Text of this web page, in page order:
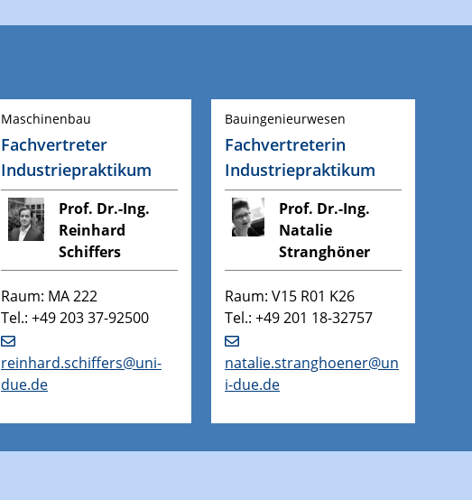
Maschinenbau
Fachvertreter
Industriepraktikum
Prof. Dr.-Ing.
Reinhard
Schiffers
Raum: MA 222
Tel.: +49 203 37-92500
reinhard.schiffers@uni-
due.de
Bauingenieurwesen
Fachvertreterin
Industriepraktikum
Prof. Dr.-Ing.
Natalie
Stranghöner
Raum: V15 R01 K26
Tel.: +49 201 18-32757
natalie.stranghoener@un
i-due.de